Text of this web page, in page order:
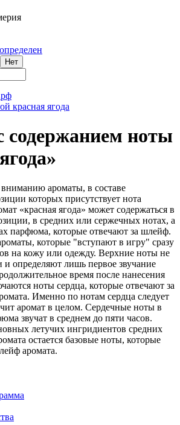
Нет
красная ягода
ноты
ароматы, в составе
которых присутствует нота
«красная ягода» может содержаться в
в средних или сержечных нотах, а
парфюма, которые отвечают за шлейф.
которые "вступают в игру" сразу
на кожу или одежду. Верхние ноты не
определяют лишь первое звучание
время после нанесения
ноты сердца, которые отвечают за
Именно по нотам сердца следует
аромат в целом. Сердечные ноты в
звучат в среднем до пяти часов.
летучих ингридиентов средних
остается базовые ноты, которые
аромата.